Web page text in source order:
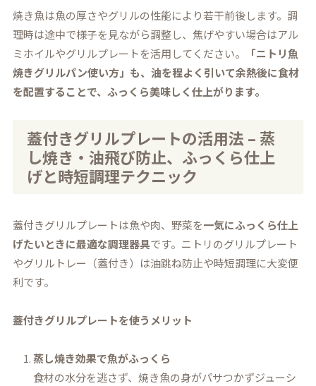
焼き魚は魚の厚さやグリルの性能により若干前後します。調
理時は途中で様子を見ながら調整し、焦げやすい場合はアル
ミホイルやグリルプレートを活用してください。
「ニトリ魚
焼きグリルパン使い方」も、油を程よく引いて余熱後に食材
を配置することで、ふっくら美味しく仕上がります。
蓋付きグリルプレートの活用法 – 蒸
し焼き・油飛び防止、ふっくら仕上
げと時短調理テクニック
蓋付きグリルプレートは魚や肉、野菜を一気にふっくら仕上
げたいときに最適な調理器具です。ニトリのグリルプレート
やグリルトレー（蓋付き）は油跳ね防止や時短調理に大変便
利です。
蓋付きグリルプレートを使うメリット
蒸し焼き効果で魚がふっくら
食材の水分を逃さず、焼き魚の身がパサつかずジューシ